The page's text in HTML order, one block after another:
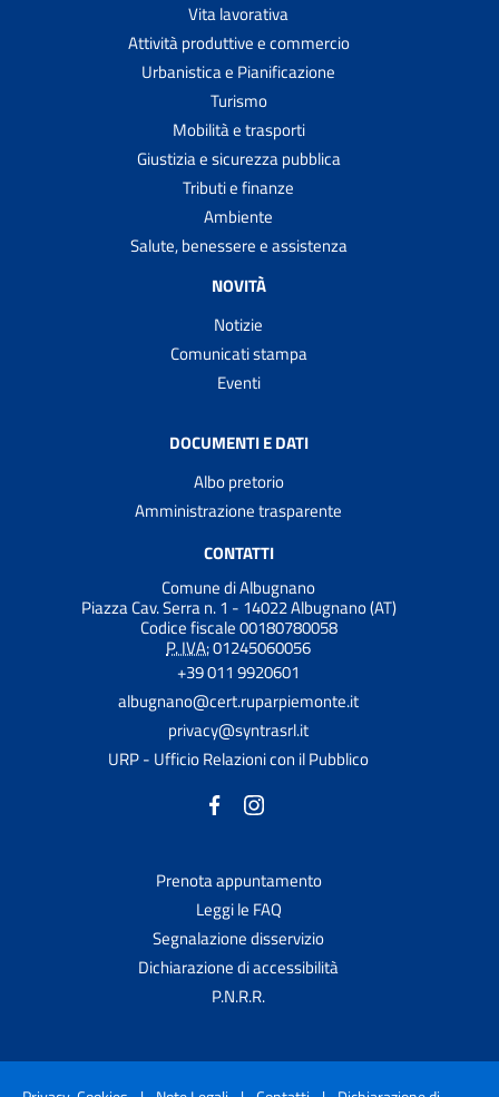
Vita lavorativa
Attività produttive e commercio
Urbanistica e Pianificazione
Turismo
Mobilità e trasporti
Giustizia e sicurezza pubblica
Tributi e finanze
Ambiente
Salute, benessere e assistenza
NOVITÀ
Notizie
Comunicati stampa
Eventi
DOCUMENTI E DATI
Albo pretorio
Amministrazione trasparente
CONTATTI
Comune di Albugnano
Piazza Cav. Serra n. 1 - 14022 Albugnano (AT)
Codice fiscale 00180780058
P. IVA:01245060056
+39 011 9920601
albugnano@cert.ruparpiemonte.it
privacy@syntrasrl.it
URP - Ufficio Relazioni con il Pubblico
Prenota appuntamento
Leggi le FAQ
Segnalazione disservizio
Dichiarazione di accessibilità
P.N.R.R.